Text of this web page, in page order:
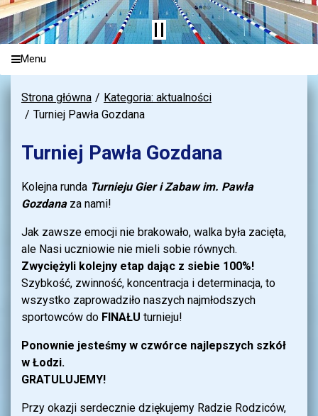
Menu
Strona główna
Kategoria: aktualności
Turniej Pawła Gozdana
Turniej Pawła Gozdana
Kolejna runda Turnieju Gier i Zabaw im. Pawła
Gozdanaza nami!
Jak zawsze emocji nie brakowało, walka była zacięta,
ale Nasi uczniowie nie mieli sobie równych.
Zwyciężyli kolejny etap dając z siebie 100%!
Szybkość, zwinność, koncentracja i determinacja, to
wszystko zaprowadziło naszych najmłodszych
sportowców do FINAŁU turnieju!
Ponownie jesteśmy w czwórce najlepszych szkół
w Łodzi.
GRATULUJEMY!
Przy okazji serdecznie dziękujemy Radzie Rodziców,